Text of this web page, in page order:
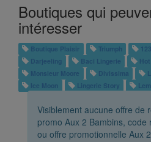
Boutiques qui
intéresser
Boutique Plaisir Triumph
Darjeeling
Baci Lingerie
Monsieur Moore
Divissima
Ice Moon
Lingerie Story
Visiblement aucune offre de
promo Aux 2 Bambins, code
ou offre promotionnelle Aux